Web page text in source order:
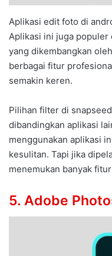
Aplikasi edit foto di
Aplikasi ini juga populer
yang dikembangkan
berbagai fitur
semakin keren.
Pilihan filter di
dibandingkan aplikasi
menggunakan aplikasi
kesulitan. Tapi jika
menemukan banyak
5. Adobe